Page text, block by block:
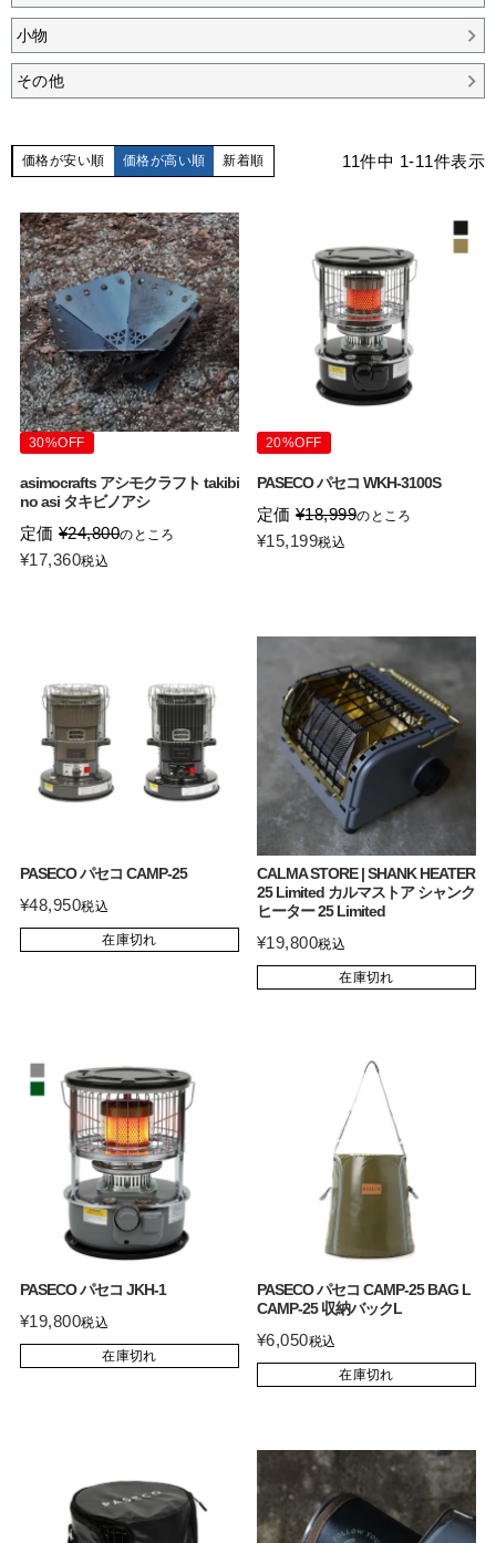
小物
その他
価格が安い順 価格が高い順 新着順 11件中 1-11件表示
30%OFF
asimocrafts アシモクラフト takibi
no asi タキビノアシ
定価 ¥24,800のところ
¥17,360税込
20%OFF
PASECO パセコ WKH-3100S
定価 ¥18,999のところ
¥15,199税込
PASECO パセコ CAMP-25
¥48,950税込
在庫切れ
CALMA STORE | SHANK HEATER
25 Limited カルマストア シャンク
ヒーター 25 Limited
¥19,800税込
在庫切れ
PASECO パセコ JKH-1
¥19,800税込
在庫切れ
PASECO パセコ CAMP-25 BAG L
CAMP-25 収納バックL
¥6,050税込
在庫切れ